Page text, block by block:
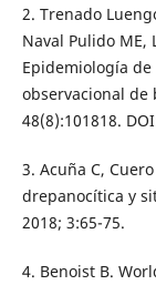
2. Trenado
Naval Pulido ME,
Epidemiología
observacional de
48(8):101818.
3. Acuña C,
drepanocítica y
2018; 3:65-75.
4. Benoist B.